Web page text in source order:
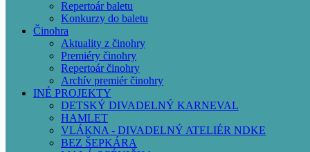
Repertoár baletu
Konkurzy do baletu
Činohra
Aktuality z činohry
Premiéry činohry
Repertoár činohry
Archív premiér činohry
INÉ PROJEKTY
DETSKÝ DIVADELNÝ KARNEVAL
HAMLET
VLÁKNA - DIVADELNÝ ATELIÉR NDKE
BEZ ŠEPKÁRA